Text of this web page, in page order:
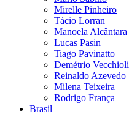
Mirelle Pinheiro
Tácio Lorran
Manoela Alcântara
Lucas Pasin
Tiago Pavinatto
Demétrio Vecchioli
Reinaldo Azevedo
Milena Teixeira
Rodrigo França
Brasil